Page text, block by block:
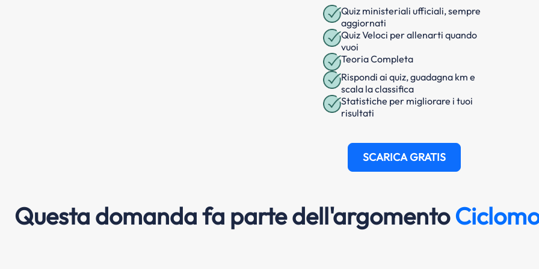
Quiz ministeriali ufficiali, sempre
aggiornati
Quiz Veloci per allenarti quando
vuoi
Teoria Completa
Rispondi ai quiz, guadagna km e
scala la classifica
Statistiche per migliorare i tuoi
risultati
SCARICA GRATIS
Questa domanda fa parte dell'argomento